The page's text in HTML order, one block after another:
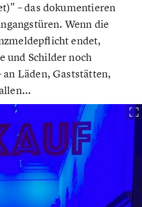
– das dokumentieren
Wenn die
endet,
und Schilder noch
an Läden, Gaststätten,